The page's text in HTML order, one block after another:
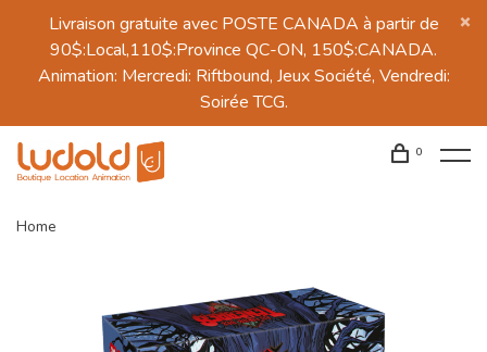
Livraison gratuite avec POSTE CANADA à partir de
90$:Local,110$:Province QC-ON, 150$:CANADA.
Animation: Mercredi: Riftbound, Jeux Société, Vendredi:
Soirée TCG.
0
Home